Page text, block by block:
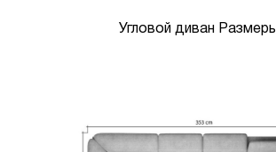
Угловой диван Размеры